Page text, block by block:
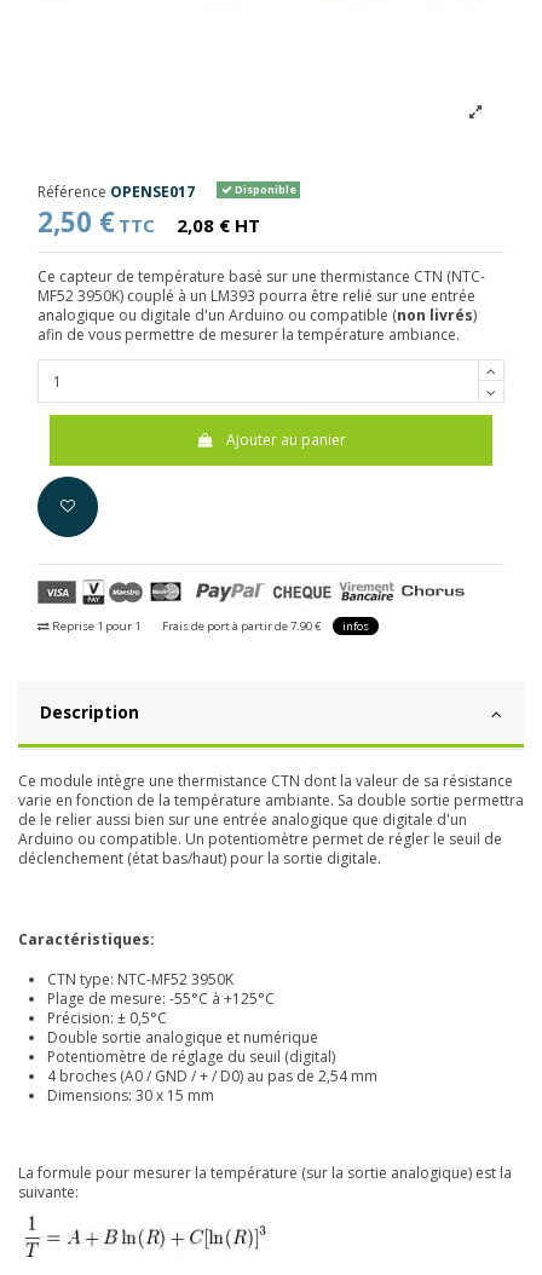
Référence OPENSE017 Disponible
2,50 € TTC 2,08 € HT
Ce capteur de température basé sur une thermistance CTN (NTC-
MF52 3950K) couplé à un LM393 pourra être relié sur une entrée
analogique ou digitale d'un Arduino ou compatible (non livrés)
afin de vous permettre de mesurer la température ambiance.
Ajouter au panier
Reprise 1 pour 1 Frais de port à partir de 7.90 € infos
Description
Ce module intègre une thermistance CTN dont la valeur de sa résistance
varie en fonction de la température ambiante. Sa double sortie permettra
de le relier aussi bien sur une entrée analogique que digitale d'un
Arduino ou compatible. Un potentiomètre permet de régler le seuil de
déclenchement (état bas/haut) pour la sortie digitale.
Caractéristiques:
CTN type: NTC-MF52 3950K
Plage de mesure: -55°C à +125°C
Précision: ± 0,5°C
Double sortie analogique et numérique
Potentiomètre de réglage du seuil (digital)
4 broches (A0 / GND / + / D0) au pas de 2,54 mm
Dimensions: 30 x 15 mm
La formule pour mesurer la température (sur la sortie analogique) est la
suivante: